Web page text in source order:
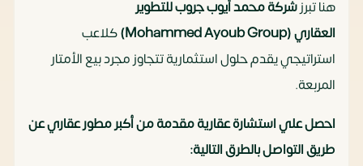
هنا تبرزشركة محمد أيوب جروب للتطوير
العقاري (Mohammed Ayoub Group)
كلاعب
استراتيجي يقدم حلول استثمارية تتجاوز مجرد بيع الأمتار
المربعة.
احصل علي استشارة عقارية مقدمة من أكبر مطور عقاري عن
طريق التواصل بالطرق التالية: